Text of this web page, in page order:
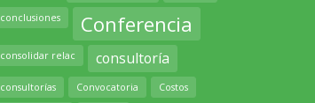
conclusiones Conferencia
consolidar relac consultoría
consultorías Convocatoria Costos